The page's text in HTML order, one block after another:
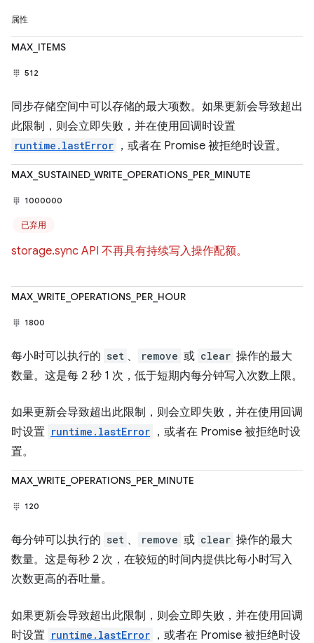
属性
MAX_ITEMS
512
同步存储空间中可以存储的最大项数。如果更新会导致超出
此限制，则会立即失败，并在使用回调时设置
runtime.lastError ，或者在 Promise 被拒绝时设置。
MAX_SUSTAINED_WRITE_OPERATIONS_PER_MINUTE
1000000
已弃用
storage.sync API 不再具有持续写入操作配额。
MAX_WRITE_OPERATIONS_PER_HOUR
1800
每小时可以执行的 set 、 remove 或 clear 操作的最大
数量。这是每 2 秒 1 次，低于短期内每分钟写入次数上限。
如果更新会导致超出此限制，则会立即失败，并在使用回调
时设置 runtime.lastError ，或者在 Promise 被拒绝时设
置。
MAX_WRITE_OPERATIONS_PER_MINUTE
120
每分钟可以执行的 set 、 remove 或 clear 操作的最大
数量。这是每秒 2 次，在较短的时间内提供比每小时写入
次数更高的吞吐量。
如果更新会导致超出此限制，则会立即失败，并在使用回调
时设置 runtime.lastError ，或者在 Promise 被拒绝时设